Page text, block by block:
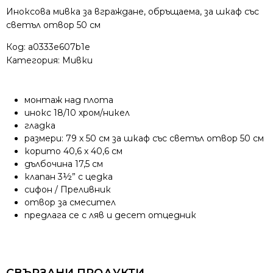
1B
1D
Иноксова мивка за вграждане, обръщаема, за шкаф със
светъл отвор 50 см
Код: a0333e607b1e
Категория: Мивки
монтаж над плота
инокс 18/10 хром/никел
гладка
размери: 79 х 50 см за шкаф със светъл отвор 50 см
корито 40,6 х 40,6 см
дълбочина 17,5 см
клапан 3½” с цедка
сифон / Преливник
отвор за смесител
предлага се с ляв и десет отцедник